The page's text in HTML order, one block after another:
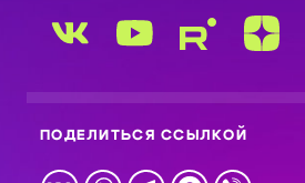
ПОДЕЛИТЬСЯ ССЫЛКОЙ